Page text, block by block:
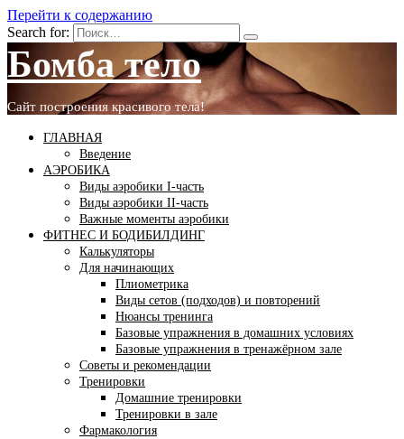
Перейти к содержанию
Search for:
Бомба тело
Сайт построения красивого тела!
ГЛАВНАЯ
Введение
АЭРОБИКА
Виды аэробики І-часть
Виды аэробики ІІ-часть
Важные моменты аэробики
ФИТНЕС И БОДИБИЛДИНГ
Калькуляторы
Для начинающих
Плиометрика
Виды сетов (подходов) и повторений
Нюансы тренинга
Базовые упражнения в домашних условиях
Базовые упражнения в тренажёрном зале
Советы и рекомендации
Тренировки
Домашние тренировки
Тренировки в зале
Фармакология